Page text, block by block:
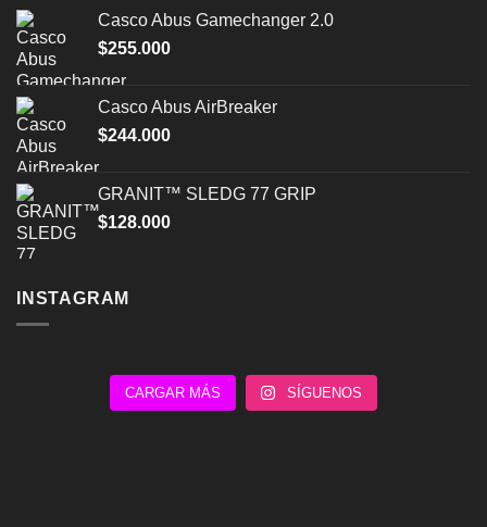
era:
es:
Casco Abus Gamechanger 2.0
$255.000
Casco Abus AirBreaker
$244.000
GRANIT™ SLEDG 77 GRIP
$128.000
INSTAGRAM
CARGAR MÁS SÍGUENOS